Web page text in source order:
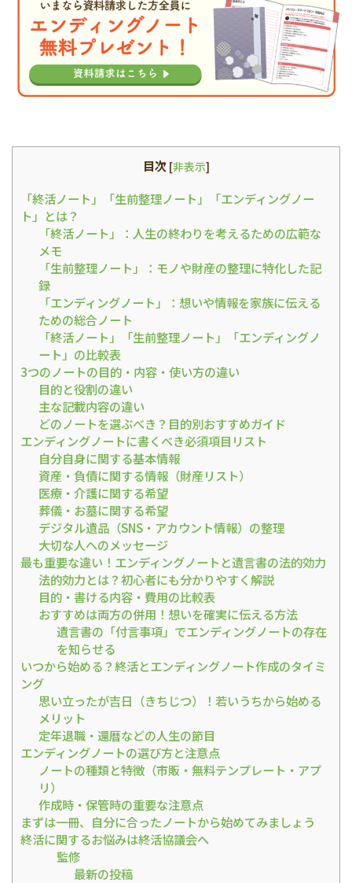
目次 [非表示]
「終活ノート」「生前整理ノート」「エンディングノー
ト」とは？
「終活ノート」：人生の終わりを考えるための広範な
メモ
「生前整理ノート」：モノや財産の整理に特化した記
録
「エンディングノート」：想いや情報を家族に伝える
ための総合ノート
「終活ノート」「生前整理ノート」「エンディングノ
ート」の比較表
3つのノートの目的・内容・使い方の違い
目的と役割の違い
主な記載内容の違い
どのノートを選ぶべき？目的別おすすめガイド
エンディングノートに書くべき必須項目リスト
自分自身に関する基本情報
資産・負債に関する情報（財産リスト）
医療・介護に関する希望
葬儀・お墓に関する希望
デジタル遺品（SNS・アカウント情報）の整理
大切な人へのメッセージ
最も重要な違い！エンディングノートと遺言書の法的効力
法的効力とは？初心者にも分かりやすく解説
目的・書ける内容・費用の比較表
おすすめは両方の併用！想いを確実に伝える方法
遺言書の「付言事項」でエンディングノートの存在
を知らせる
いつから始める？終活とエンディングノート作成のタイミ
ング
思い立ったが吉日（きちじつ）！若いうちから始める
メリット
定年退職・還暦などの人生の節目
エンディングノートの選び方と注意点
ノートの種類と特徴（市販・無料テンプレート・アプ
リ）
作成時・保管時の重要な注意点
まずは一冊、自分に合ったノートから始めてみましょう
終活に関するお悩みは終活協議会へ
監修
最新の投稿